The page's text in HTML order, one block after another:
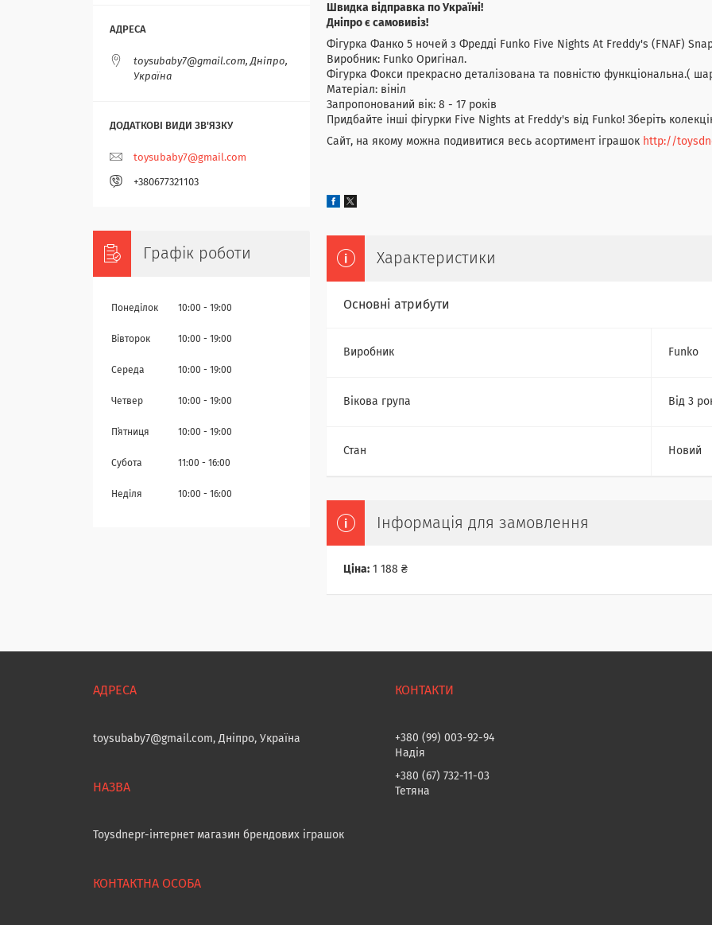
Швидка відправка по Україні!
Дніпро є самовивіз!
Фігурка Фанко 5 ночей з Фредді Funko Five Nights At Freddy's (FNAF)
Виробник: Funko Оригінал.
Фігурка Фокси прекрасно деталізована та повністю функціональна.(
Матеріал: вініл
Запропонований вік: 8 - 17 років
Придбайте інші фігурки Five Nights at Freddy's від Funko! Зберіть
Сайт, на якому можна подивитися весь асортимент іграшок http://
Характеристики
Основні атрибути
Виробник Funko
Вікова група Від 3
Стан Новий
Інформація для замовлення
Ціна: 1 188 ₴
toysubaby7@gmail.com, Дніпро,
Україна
toysubaby7@gmail.com
+380677321103
Графік роботи
Понеділок 10:00 19:00
Вівторок 10:00 19:00
Середа 10:00 19:00
Четвер 10:00 19:00
Пʼятниця 10:00 19:00
Субота 11:00 16:00
Неділя 10:00 16:00
toysubaby7@gmail.com, Дніпро, Україна
Toysdnepr-інтернет магазин брендових іграшок
+380 (99) 003-92-94
Надія
+380 (67) 732-11-03
Тетяна